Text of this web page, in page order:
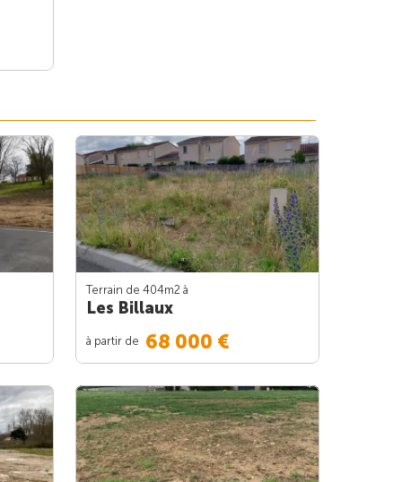
Terrain de 404m2 à
Les Billaux
à partir de 68 000 €